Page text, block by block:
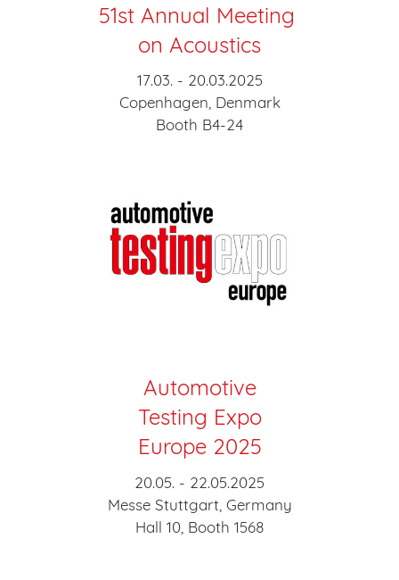
51st Annual Meeting
on Acoustics
17.03. - 20.03.2025
Copenhagen, Denmark
Booth B4-24
Automotive
Testing Expo
Europe 2025
20.05. - 22.05.2025
Messe Stuttgart, Germany
Hall 10, Booth 1568